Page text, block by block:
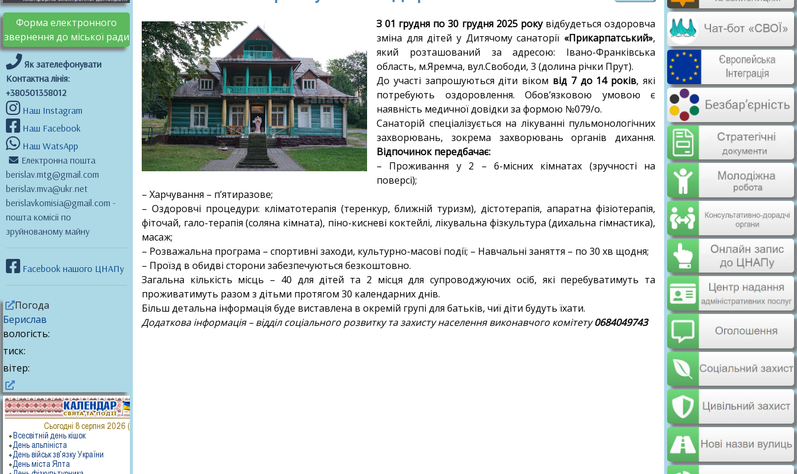
Форма електронного
звернення до міської ради
Як зателефонувати
Контактна лінія:
+380501358012
Наш Instagram
Наш Facebook
Наш WatsApp
Електронна пошта
berislav.mtg@gmail.com
berislav.mva@ukr.net
berislavkomisia@gmail.com -
пошта комісії по
зруйнованому майну
Facebook нашого ЦНАПу
Погода
Берислав
вологість:
тиск:
вітер:
З 01 грудня по 30 грудня 2025 рокувідбудеться оздоровча
зміна для дітей у Дитячому санаторії «Прикарпатський»,
який розташований за адресою: Івано-Франківська
область, м.Яремча, вул.Свободи, 3 (долина річки Прут).
До участі запрошуються діти віком від 7 до 14 років, які
потребують оздоровлення. Обов’язковою умовою є
наявність медичної довідки за формою №079/о.
Санаторій спеціалізується на лікуванні пульмонологічних
захворювань, зокрема захворювань органів дихання.
Відпочинок передбачає:
– Проживання у 2 – 6-місних кімнатах (зручності на
поверсі);
– Харчування – п’ятиразове;
– Оздоровчі процедури: кліматотерапія (теренкур, ближній туризм), дістотерапія, апаратна фізіотерапія,
фіточай, гало-терапія (соляна кімната), піно-кисневі коктейлі, лікувальна фізкультура (дихальна гімнастика),
масаж;
– Розважальна програма – спортивні заходи, культурно-масові події; – Навчальні заняття – по 30 хв щодня;
– Проїзд в обидві сторони забезпечуються безкоштовно.
Загальна кількість місць – 40 для дітей та 2 місця для супроводжуючих осіб, які перебуватимуть та
проживатимуть разом з дітьми протягом 30 календарних днів.
Більш детальна інформація буде виставлена в окремій групі для батьків, чиї діти будуть їхати.
Додаткова інформація – відділ соціального розвитку та захисту населення виконавчого комітету0684049743